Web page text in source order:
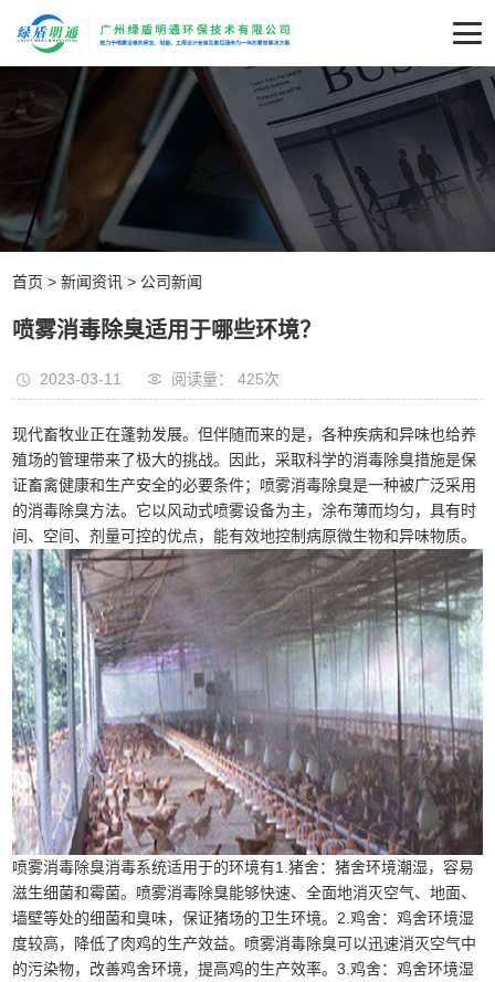
首页 >新闻资讯 > 公司新闻
喷雾消毒除臭适用于哪些环境？
2023-03-11 阅读量： 425次
现代畜牧业正在蓬勃发展。但伴随而来的是，各种疾病和异味也给养
殖场的管理带来了极大的挑战。因此，采取科学的消毒除臭措施是保
证畜禽健康和生产安全的必要条件；喷雾消毒除臭是一种被广泛采用
的消毒除臭方法。它以风动式喷雾设备为主，涂布薄而均匀，具有时
间、空间、剂量可控的优点，能有效地控制病原微生物和异味物质。
喷雾消毒除臭消毒系统适用于的环境有1.猪舍：猪舍环境潮湿，容易
滋生细菌和霉菌。喷雾消毒除臭能够快速、全面地消灭空气、地面、
墙壁等处的细菌和臭味，保证猪场的卫生环境。2.鸡舍：鸡舍环境湿
度较高，降低了肉鸡的生产效益。喷雾消毒除臭可以迅速消灭空气中
的污染物，改善鸡舍环境，提高鸡的生产效率。3.鸡舍：鸡舍环境湿